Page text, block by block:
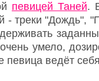
певицей Таней.
- треки "Дождь",
умело,
певица ведёт